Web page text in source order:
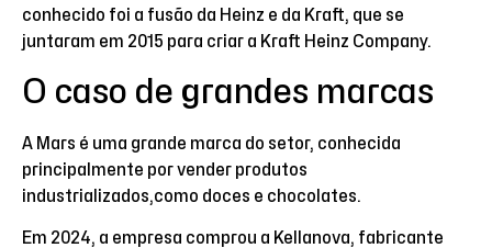
conhecido foi a fusão da Heinz e da Kraft, que se
juntaram em 2015 para criar a Kraft Heinz Company.
O caso de grandes marcas
A Mars é uma grande marca do setor, conhecida
principalmente por vender produtos
industrializados,como doces e chocolates.
Em 2024, a empresa comprou a Kellanova, fabricante